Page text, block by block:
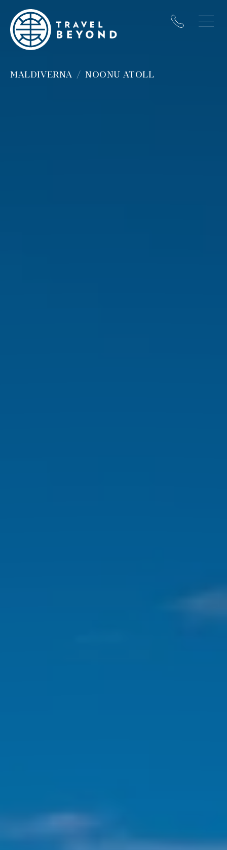
MALDIVERNA NOONU ATOLL